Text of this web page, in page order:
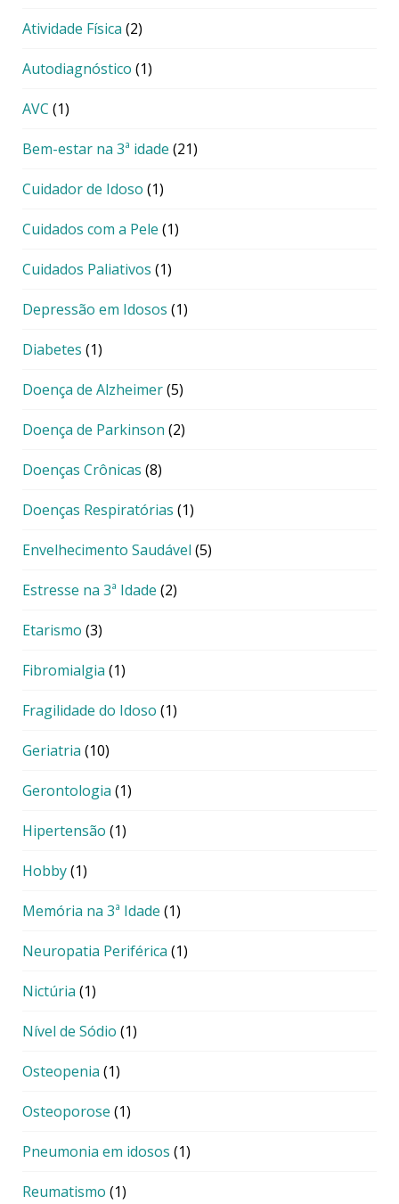
Atividade Física (2)
Autodiagnóstico (1)
AVC (1)
Bem-estar na 3ª idade (21)
Cuidador de Idoso (1)
Cuidados com a Pele (1)
Cuidados Paliativos (1)
Depressão em Idosos (1)
Diabetes (1)
Doença de Alzheimer(5)
Doença de Parkinson (2)
Doenças Crônicas (8)
Doenças Respiratórias (1)
Envelhecimento Saudável (5)
Estresse na 3ª Idade (2)
Etarismo (3)
Fibromialgia (1)
Fragilidade do Idoso (1)
Geriatria (10)
Gerontologia (1)
Hipertensão (1)
Hobby(1)
Memória na 3ª Idade (1)
Neuropatia Periférica (1)
Nictúria (1)
Nível de Sódio (1)
Osteopenia (1)
Osteoporose (1)
Pneumonia em idosos (1)
Reumatismo (1)